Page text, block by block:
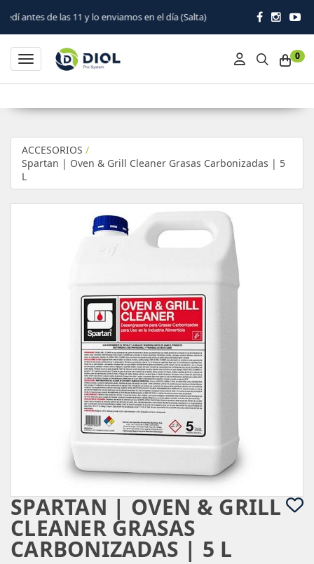
11 y lo enviamos en el día (Salta)
0
Toggle navigation
ACCESORIOS /
Spartan | Oven & Grill Cleaner Grasas Carbonizadas | 5
L
SPARTAN | OVEN & GRILL
CLEANER GRASAS
CARBONIZADAS | 5 L